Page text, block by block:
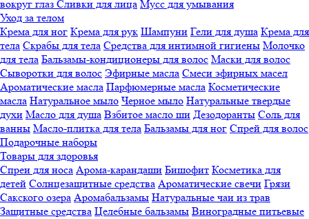
вокруг глаз Сливки для лица Мусс для умывания
Уход за телом
Крема для ног Крема для рук Шампуни Гели для душа Крема для
тела Скрабы для тела Средства для интимной гигиены Молочко
для тела Бальзамы-кондиционеры для волос Маски для волос
Сыворотки для волос Эфирные масла Смеси эфирных масел
Ароматические масла Парфюмерные масла Косметические
масла Натуральное мыло Черное мыло Натуральные твердые
духи Масло для душа Взбитое масло ши Дезодоранты Соль для
ванны Масло-плитка для тела Бальзамы для ног Спрей для волос
Подарочные наборы
Товары для здоровья
Спреи для носа Арома-карандаши Бишофит Косметика для
детей Солнцезащитные средства Ароматические свечи Грязи
Cакского озера Аромабальзамы Натуральные чаи из трав
Защитные средства Целебные бальзамы Виноградные питьевые